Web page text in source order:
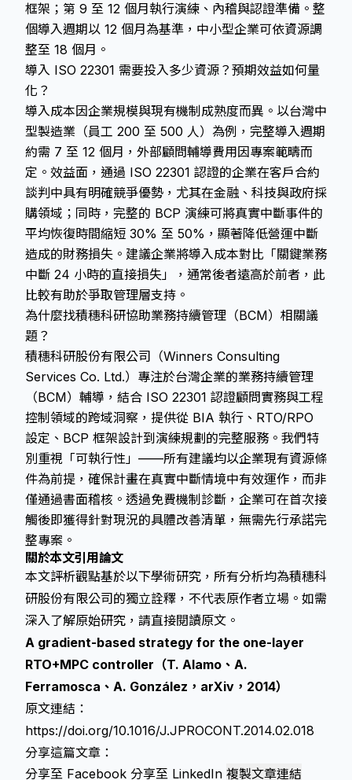
框架；第 9 至 12 個月執行演練、內稽與認證準備。整
個導入週期以 12 個月為基準，中小型企業可依資源調
整至 18 個月。
導入 ISO 22301 需要投入多少資源？預期效益如何量
化？
導入成本因企業規模與現有機制成熟度而異。以台灣中
型製造業（員工 200 至 500 人）為例，完整導入週期
約需 7 至 12 個月，外部顧問輔導費用因專案範疇而
定。效益面，通過 ISO 22301 認證的企業在客戶合約
談判中具有明確競爭優勢，尤其在金融、科技與政府採
購領域；同時，完整的 BCP 演練可將真實中斷事件的
平均恢復時間縮短 30% 至 50%，顯著降低營運中斷
造成的財務損失。建議企業將導入成本對比「關鍵業務
中斷 24 小時的直接損失」，通常後者遠高於前者，此
比較有助於爭取管理層支持。
為什麼找積穗科研協助業務持續管理（BCM）相關議
題？
積穗科研股份有限公司（Winners Consulting
Services Co. Ltd.）專注於台灣企業的業務持續管理
（BCM）輔導，結合 ISO 22301 認證顧問實務與工程
控制領域的跨域洞察，提供從 BIA 執行、RTO/RPO
設定、BCP 框架設計到演練規劃的完整服務。我們特
別重視「可執行性」——所有建議均以企業現有資源條
件為前提，確保計畫在真實中斷情境中有效運作，而非
僅通過書面稽核。透過免費機制診斷，企業可在首次接
觸後即獲得針對現況的具體改善清單，無需先行承諾完
整專案。
關於本文引用論文
本文評析觀點基於以下學術研究，所有分析均為積穗科
研股份有限公司的獨立詮釋，不代表原作者立場。如需
深入了解原始研究，請直接閱讀原文。
A gradient-based strategy for the one-layer
RTO+MPC controller（T. Alamo、A.
Ferramosca、A. González，arXiv，2014）
原文連結：
https://doi.org/10.1016/J.JPROCONT.2014.02.018
分享這篇文章：
分享至 Facebook 分享至 LinkedIn 複製文章連結